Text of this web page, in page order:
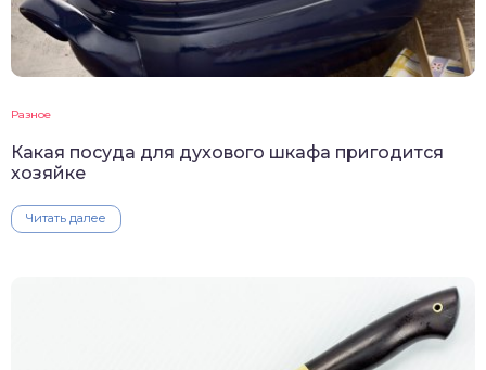
Разное
Какая посуда для духового шкафа пригодится
хозяйке
Читать далее